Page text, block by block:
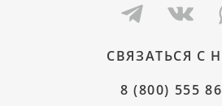
СВЯЗАТЬСЯ С
8 (800) 555